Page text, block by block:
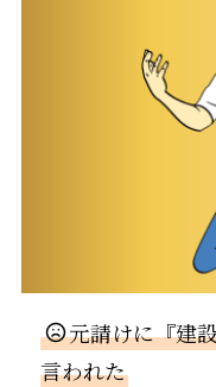
元請けに『建
言われた